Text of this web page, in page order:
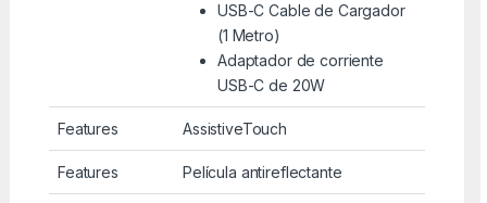
USB-C Cable de Cargador
(1 Metro)
Adaptador de corriente
USB-C de 20W
Features AssistiveTouch
Features Película antireflectante